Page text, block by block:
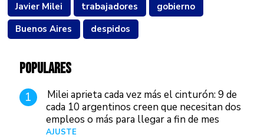
Javier Milei trabajadores
gobierno
Buenos Aires
despidos
POPULARES
1
Milei aprieta cada vez más el cinturón: 9 de
cada 10 argentinos creen que necesitan dos
empleos o más para llegar a fin de mes
AJUSTE